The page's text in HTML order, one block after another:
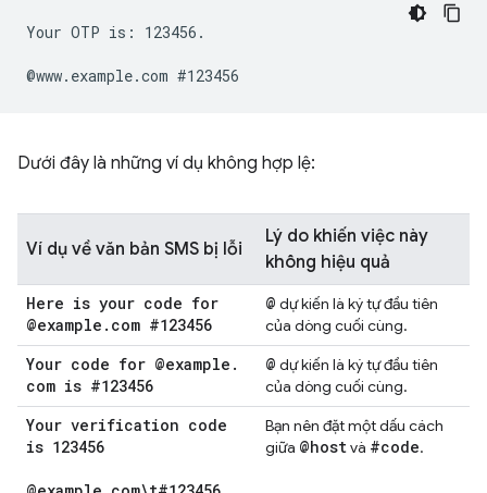
Your OTP is: 123456.
Dưới đây là những ví dụ không hợp lệ:
Ví dụ về văn bản SMS bị lỗi
Lý do khiến việc này
không hiệu quả
Here is your code for
@example . com #123456
@ dự kiến là ký tự đầu tiên
của dòng cuối cùng.
Your code for @example .
com is #123456
@ dự kiến là ký tự đầu tiên
của dòng cuối cùng.
Your verification code
is 123456
Bạn nên đặt một dấu cách
giữa @hostvà #code.